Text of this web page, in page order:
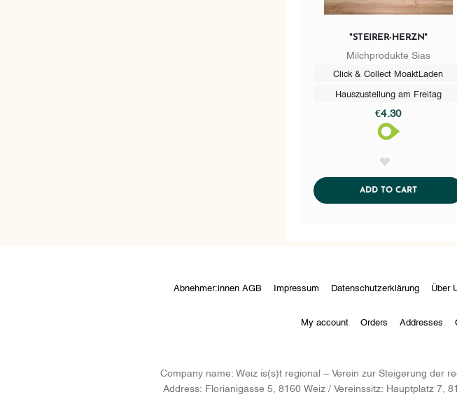
"STEIRER-HERZN"
Milchprodukte Sias
Click & Collect MoaktLaden
Hauszustellung am Freitag
€4.30
ADD TO CART
Abnehmer:innen AGB Impressum Datenschutzerklärung Über
My account Orders Addresses
Company name: Weiz is(s)t regional – Verein zur Steigerung der
Address: Florianigasse 5, 8160 Weiz / Vereinssitz: Hauptplatz 7,